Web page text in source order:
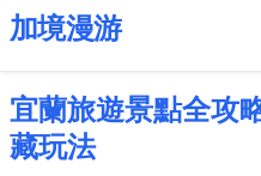
加境漫游
宜蘭旅遊景點全攻
藏玩法